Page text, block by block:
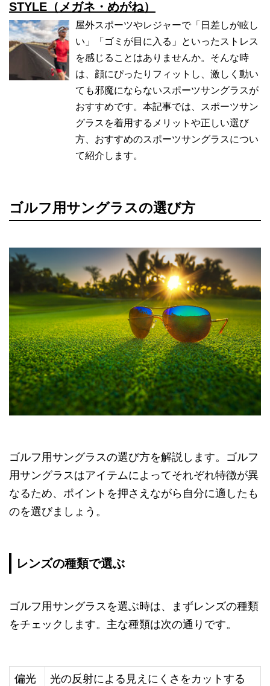
STYLE（メガネ・めがね）
屋外スポーツやレジャーで「日差しが眩し
い」「ゴミが目に入る」といったストレス
を感じることはありませんか。そんな時
は、顔にぴったりフィットし、激しく動い
ても邪魔にならないスポーツサングラスが
おすすめです。本記事では、スポーツサン
グラスを着用するメリットや正しい選び
方、おすすめのスポーツサングラスについ
て紹介します。
ゴルフ用サングラスの選び方
ゴルフ用サングラスの選び方を解説します。ゴルフ
用サングラスはアイテムによってそれぞれ特徴が異
なるため、ポイントを押さえながら自分に適したも
のを選びましょう。
レンズの種類で選ぶ
ゴルフ用サングラスを選ぶ時は、まずレンズの種類
をチェックします。主な種類は次の通りです。
偏光
光の反射による見えにくさをカットする